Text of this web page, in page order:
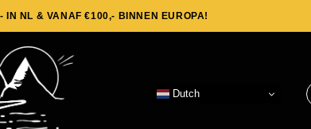
IN NL & VANAF €100,- BINNEN EUROPA!
Dutch